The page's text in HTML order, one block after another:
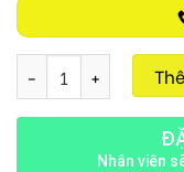
Bình Hoa Vip H363 số
Nhân viên